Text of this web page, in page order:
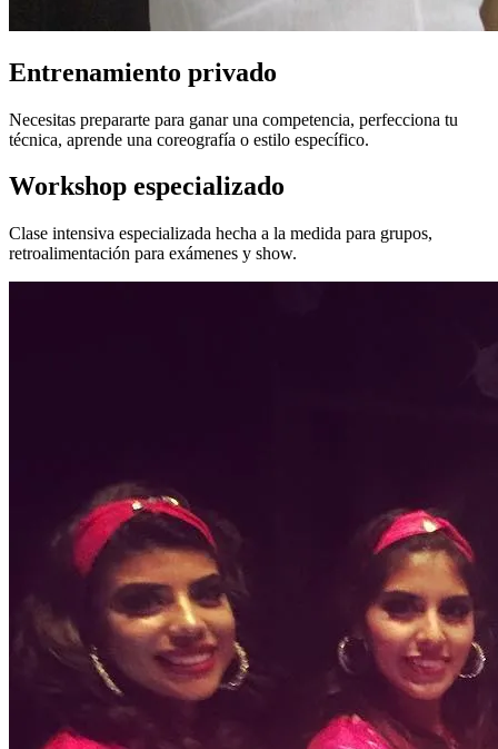
Entrenamiento privado
Necesitas prepararte para ganar una competencia, perfecciona tu
técnica, aprende una coreografía o estilo específico.
Workshop especializado
Clase intensiva especializada hecha a la medida para grupos,
retroalimentación para exámenes y show.